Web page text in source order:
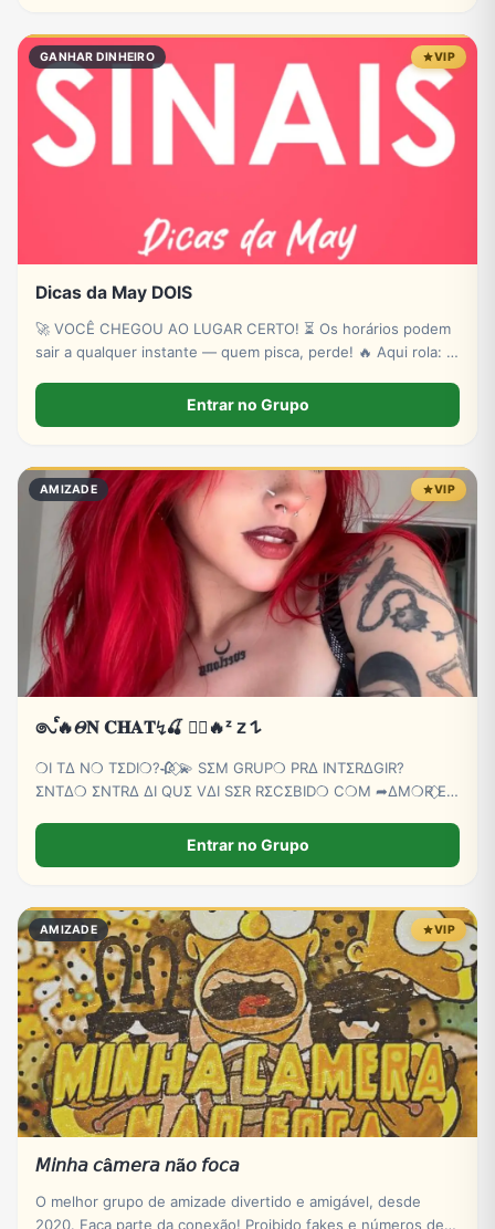
GANHAR DINHEIRO VIP
Dicas da May DOIS
🚀 VOCÊ CHEGOU AO LUGAR CERTO! ⏳ Os horários podem
sair a qualquer instante — quem pisca, perde! 🔥 Aqui rola: ✔
& bancas ✔ Conteúdo exclusivo
Entrar no Grupo
AMIZADE VIP
𑇢ᩘ🔥𝛩𝐍 𝐂𝐇𝐀𝐓↯🍒 ⃝⃔‌‌🔥ᶻ 𝗓 𐰁
❍I TΔ N❍ TΣDI❍?🥀 ⃟💫 SΣM GRUP❍ PRΔ INTΣRΔGIR?
ΣNTΔ❍ ΣNTRΔ ΔI QUΣ VΔI SΣR RΣCΣBID❍ C❍M ➦∆M❍R ⃟E
Entrar no Grupo
AMIZADE VIP
𝘔𝘪𝘯𝘩𝘢 𝘤â𝘮𝘦𝘳𝘢 𝘯ã𝘰 𝘧𝘰𝘤𝘢
O melhor grupo de amizade divertido e amigável, desde
2020. Faça parte da conexão! Proibido fakes e números de